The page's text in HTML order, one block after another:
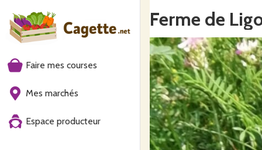
Faire mes courses
Mes marchés
Espace producteur
Ferme de